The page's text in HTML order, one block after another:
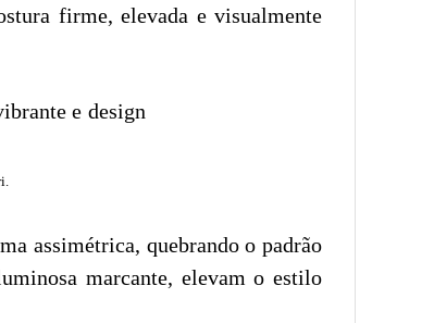
firme, elevada e visualmente
assimétrica, quebrando o padrão
marcante, elevam o estilo